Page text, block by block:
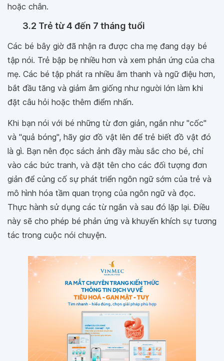
hoặc chân.
3.2 Trẻ từ 4 đến 7 tháng tuổi
Các bé bây giờ đã nhận ra được cha mẹ đang dạy bé
tập nói. Trẻ bập bẹ nhiều hơn và xem phản ứng của cha
mẹ. Các bé tập phát ra nhiều âm thanh và ngữ điệu hơn,
bắt đầu tăng và giảm âm giống như người lớn làm khi
đặt câu hỏi hoặc thêm điểm nhấn.
Khi bạn nói với bé những từ đơn giản, ngắn như "cốc"
và "quả bóng", hãy giơ đồ vật lên để trẻ biết đồ vật đó
là gì. Bạn nên đọc sách ảnh đầy màu sắc cho bé, chỉ
vào các bức tranh, và đặt tên cho các đối tượng đơn
giản để củng cố sự phát triển ngôn ngữ sớm của trẻ và
mô hình hóa tầm quan trọng của ngôn ngữ và đọc.
Thực hành sử dụng các từ ngắn và sau đó lặp lại. Điều
này sẽ cho phép bé phản ứng và khuyến khích sự tương
tác trong cuộc nói chuyện.